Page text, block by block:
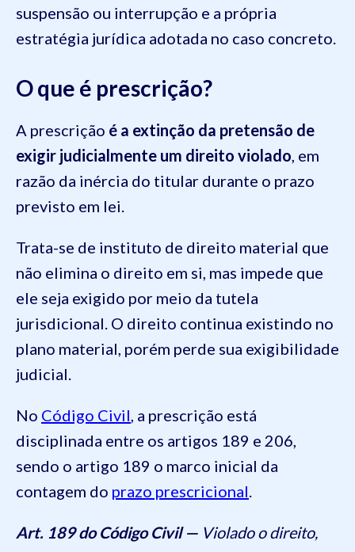
suspensão ou interrupção e a própria
estratégia jurídica adotada no caso concreto.
O que é prescrição?
A prescrição é a extinção da pretensão de
exigir judicialmente um direito violado , em
razão da inércia do titular durante o prazo
previsto em lei.
Trata-se de instituto de direito material que
não elimina o direito em si, mas impede que
ele seja exigido por meio da tutela
jurisdicional. O direito continua existindo no
plano material, porém perde sua exigibilidade
judicial.
No Código Civil , a prescrição está
disciplinada entre os artigos 189 e 206,
sendo o artigo 189 o marco inicial da
contagem do prazo prescricional
Art. 189 do Código Civil — Violado o direito,